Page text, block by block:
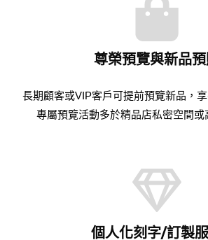
尊榮預覽與新品
長期顧客或VIP客戶可提前預覽新品，
專屬預覽活動多於精品店私密空間或
個人化刻字/訂製